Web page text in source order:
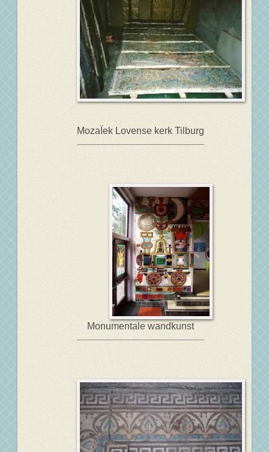
MozaÏek Lovense kerk Tilburg
Monumentale wandkunst